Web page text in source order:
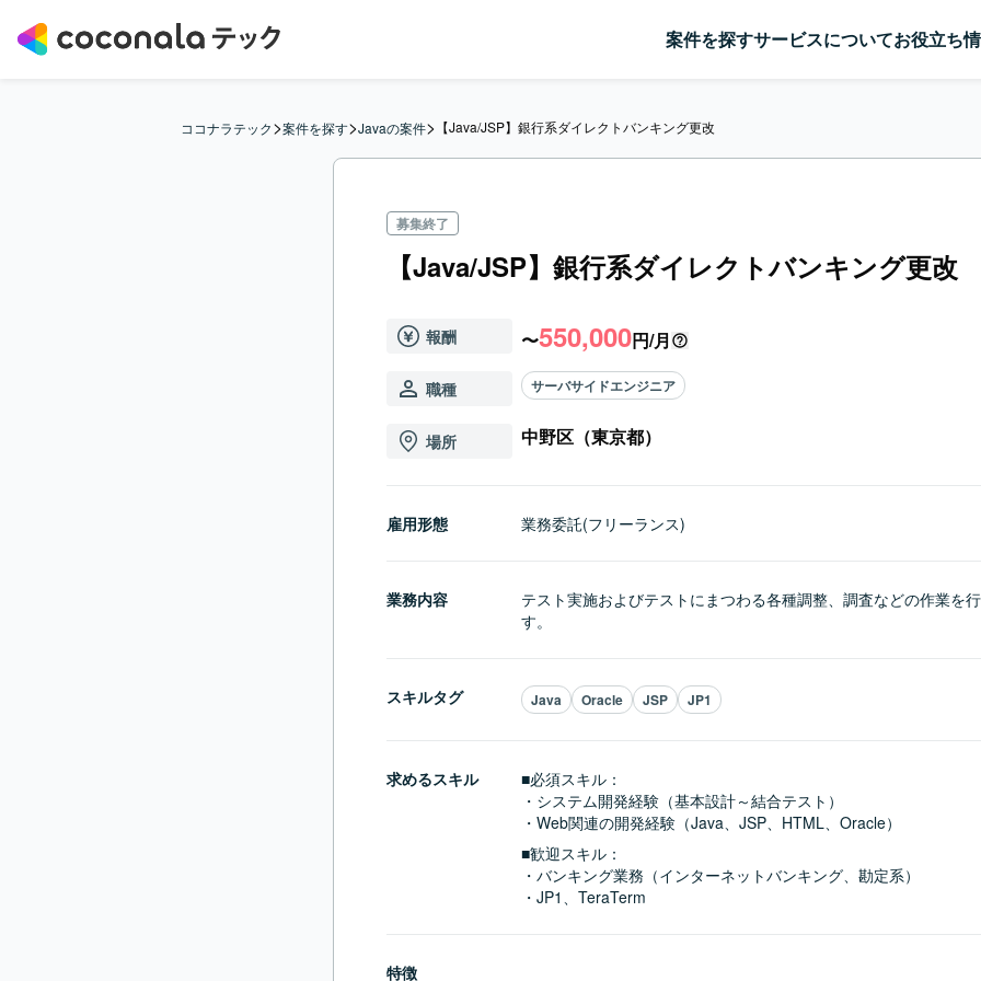
案件を探すサービスについてお役立ち
ココナラテック>案件を探す>Javaの案件> 【Java/JSP】銀行系ダイレクトバンキング更改
募集終了
【Java/JSP】銀行系ダイレクトバンキング更改
報酬 〜550,000円/月
職種 サーバサイドエンジニア
場所 中野区（東京都）
雇用形態 業務委託(フリーランス)
業務内容
テスト実施およびテストにまつわる各種調整、調査などの作業を
す。
スキルタグ Java Oracle JSP JP1
求めるスキル
■必須スキル：
・システム開発経験（基本設計～結合テスト）
・Web関連の開発経験（Java、JSP、HTML、Oracle）
■歓迎スキル：
・バンキング業務（インターネットバンキング、勘定系）
・JP1、TeraTerm
特徴